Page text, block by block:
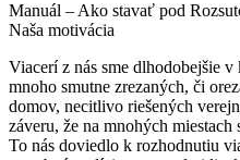
Manuál – Ako stavať pod
Naša motivácia
Viacerí z nás sme dlhodobejšie
mnoho smutne zrezaných, či
domov, necitlivo riešených
záveru, že na mnohých
To nás doviedlo k rozhodnutiu